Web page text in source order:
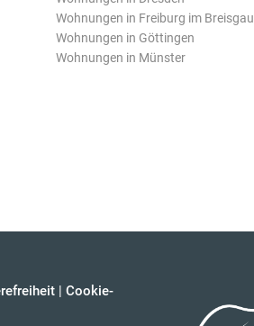
Wohnungen in Freiburg im Breisgau
Wohnungen in Göttingen
Wohnungen in Münster
| Cookie-